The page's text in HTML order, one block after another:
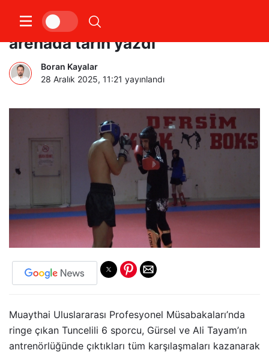
Tuncelili sporcular uluslararası
arenada tarih yazdı
Boran Kayalar
28 Aralık 2025, 11:21 yayınlandı
Muaythai Uluslararası Profesyonel Müsabakaları’nda
ringe çıkan Tuncelili 6 sporcu, Gürsel ve Ali Tayam’ın
antrenörlüğünde çıktıkları tüm karşılaşmaları kazanarak